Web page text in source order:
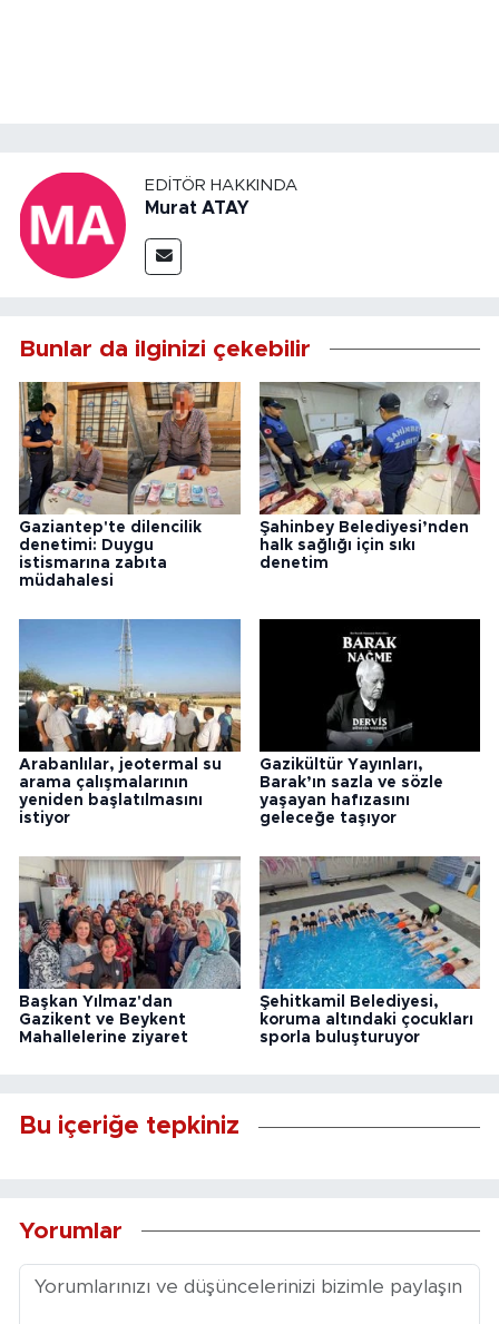
EDITÖR HAKKINDA
Murat ATAY
Bunlar da ilginizi çekebilir
Gaziantep'te dilencilik
denetimi: Duygu
istismarına zabıta
müdahalesi
Şahinbey Belediyesi’nden
halk sağlığı için sıkı
denetim
Arabanlılar, jeotermal su
arama çalışmalarının
yeniden başlatılmasını
istiyor
Gazikültür Yayınları,
Barak’ın sazla ve sözle
yaşayan hafızasını
geleceğe taşıyor
Başkan Yılmaz'dan
Gazikent ve Beykent
Mahallelerine ziyaret
Şehitkamil Belediyesi,
koruma altındaki çocukları
sporla buluşturuyor
Bu içeriğe tepkiniz
Yorumlar